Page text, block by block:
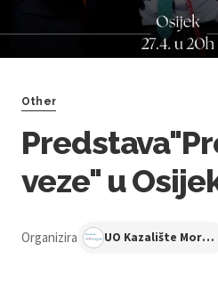
Other
veze" u
Organizira UO Kazalište Moruzgva